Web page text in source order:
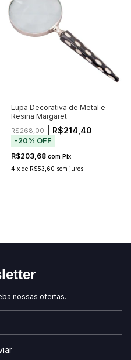
Lupa Decorativa de Metal e
Resina Margaret
R$268,00| R$214,40
-20% OFF
R$203,68 com Pix
4 x de R$53,60 sem juros
nossas ofertas.